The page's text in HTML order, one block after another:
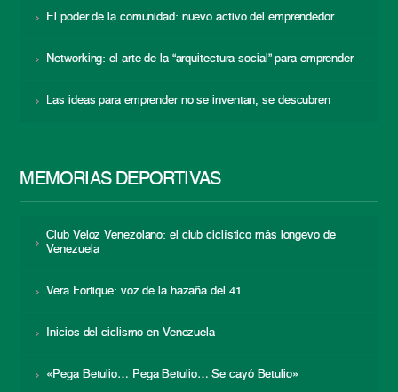
El poder de la comunidad: nuevo activo del emprendedor
Networking: el arte de la “arquitectura social” para emprender
Las ideas para emprender no se inventan, se descubren
MEMORIAS DEPORTIVAS
Club Veloz Venezolano: el club ciclístico más longevo de
Venezuela
Vera Fortique: voz de la hazaña del 41
Inicios del ciclismo en Venezuela
«Pega Betulio… Pega Betulio… Se cayó Betulio»